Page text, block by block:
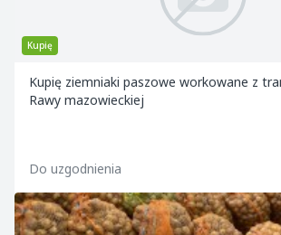
Kupię
Kupię ziemniaki paszowe workowane z
Rawy mazowieckiej
Do uzgodnienia